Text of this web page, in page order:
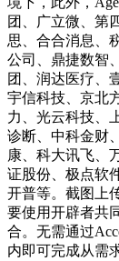
团、广立微、第
思、合合消息、
公司、鼎捷数智
团、润达医疗、
宇信科技、京北
力、光云科技、
诊断、中科金财
康、科大讯飞、
证股份、极点软
开普等。截图上
要使用开辟者共
合。无需通过
内即可完成从需